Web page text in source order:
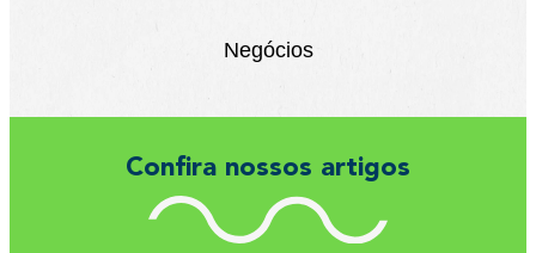
Negócios
Confira nossos artigos